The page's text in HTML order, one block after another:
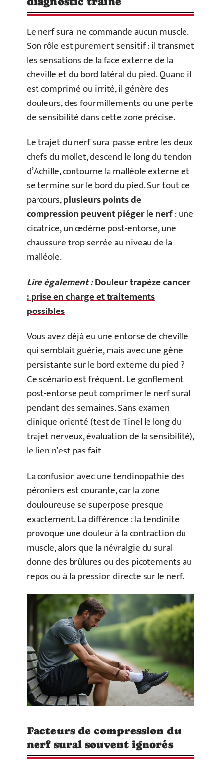
Le nerf sural ne commande aucun muscle.
Son rôle est purement sensitif : il transmet
les sensations de la face externe de la
cheville et du bord latéral du pied. Quand il
est comprimé ou irrité, il génère des
douleurs, des fourmillements ou une perte
de sensibilité dans cette zone précise.
Le trajet du nerf sural passe entre les deux
chefs du mollet, descend le long du tendon
d’Achille, contourne la malléole externe et
se termine sur le bord du pied. Sur tout ce
parcours,plusieurs points de
compression peuvent piéger le nerf: une
cicatrice, un œdème post-entorse, une
chaussure trop serrée au niveau de la
malléole.
Lire également :Douleur trapèze cancer
: prise en charge et traitements
possibles
Vous avez déjà eu une entorse de cheville
qui semblait guérie, mais avec une gêne
persistante sur le bord externe du pied ?
Ce scénario est fréquent. Le gonflement
post-entorse peut comprimer le nerf sural
pendant des semaines. Sans examen
clinique orienté (test de Tinel le long du
trajet nerveux, évaluation de la sensibilité),
le lien n’est pas fait.
La confusion avec une tendinopathie des
péroniers est courante, car la zone
douloureuse se superpose presque
exactement. La différence : la tendinite
provoque une douleur à la contraction du
muscle, alors que la névralgie du sural
donne des brûlures ou des picotements au
repos ou à la pression directe sur le nerf.
Facteurs de compression du
nerf sural souvent ignorés